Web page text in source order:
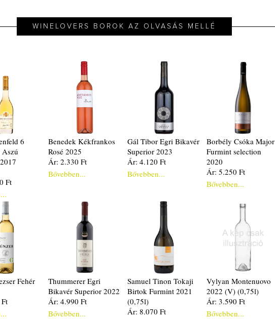
WINELOVERS BOROK AZ OLVASÁS MELLÉ
6
Aszú
Ft
Benedek Kékfrankos
Rosé 2025
Ár: 2.330 Ft
Bővebben...
Gál Tibor Egri Bikavér
Superior 2023
Ár: 4.120 Ft
Bővebben...
Borbély Csóka Major
Furmint selection
2020
Ár: 5.250 Ft
Bővebben...
Fehér
Thummerer Egri
Bikavér Superior 2022
Ár: 4.990 Ft
Bővebben...
Samuel Tinon Tokaji
Birtok Furmint 2021
(0,75l)
Ár: 8.070 Ft
Vylyan Montenuovo
2022 (V) (0,75l)
Ár: 3.590 Ft
Bővebben...